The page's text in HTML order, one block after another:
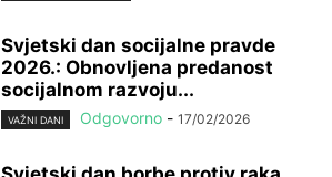
Svjetski dan socijalne pravde
2026.: Obnovljena predanost
socijalnom razvoju...
VAŽNI DANI Odgovorno - 17/02/2026